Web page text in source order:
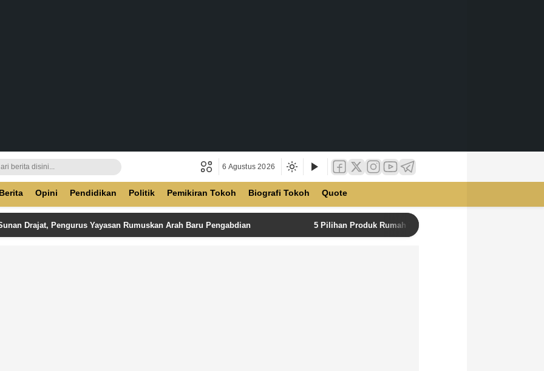
6 Agustus 2026
Opini Pendidikan Politik Pemikiran Tokoh Biografi Tokoh Quote
Drajat, Pengurus Yayasan Rumuskan Arah Baru Pengabdian 5 Pilihan Produk Rumah Tangga Terbaik di Unilever Store